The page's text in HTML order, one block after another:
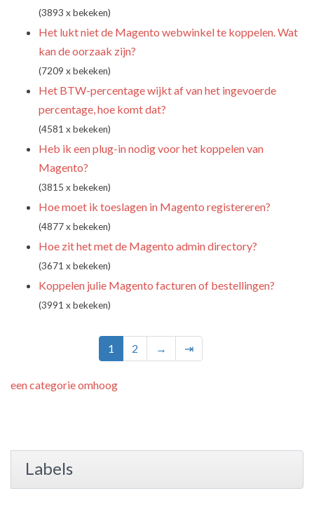
(3893 x bekeken)
Het lukt niet de Magento webwinkel te koppelen. Wat
kan de oorzaak zijn?
(7209 x bekeken)
Het BTW-percentage wijkt af van het ingevoerde
percentage, hoe komt dat?
(4581 x bekeken)
Heb ik een plug-in nodig voor het koppelen van
Magento?
(3815 x bekeken)
Hoe moet ik toeslagen in Magento registereren?
(4877 x bekeken)
Hoe zit het met de Magento admin directory?
(3671 x bekeken)
Koppelen julie Magento facturen of bestellingen?
(3991 x bekeken)
1 2 → ⇥
een categorie omhoog
Labels